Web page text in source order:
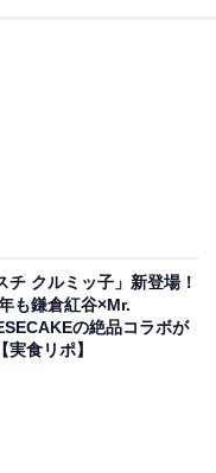
スプレッソマシン
チ クルミッ子」新登場！
も鎌倉紅谷×Mr.
の絶品コラボが
実食リポ】